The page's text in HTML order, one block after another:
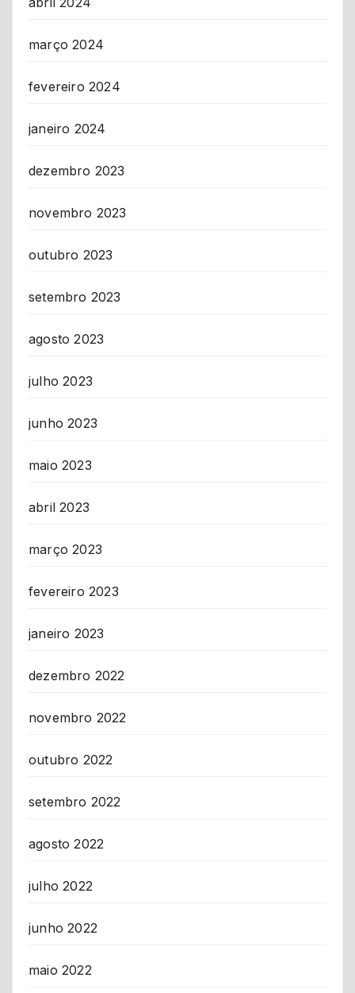
março 2024
fevereiro 2024
janeiro 2024
dezembro 2023
novembro 2023
outubro 2023
setembro 2023
agosto 2023
julho 2023
junho 2023
maio 2023
abril 2023
março 2023
fevereiro 2023
janeiro 2023
dezembro 2022
novembro 2022
outubro 2022
setembro 2022
agosto 2022
julho 2022
junho 2022
maio 2022